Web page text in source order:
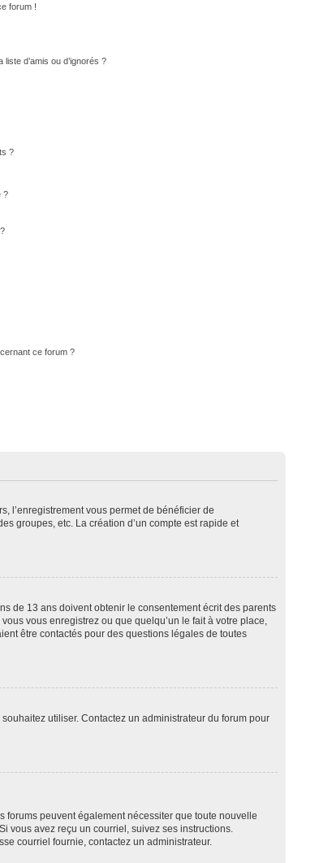
forum !
d’amis ou d’ignorés ?
?
?
ce forum ?
l’enregistrement vous permet de bénéficier de
groupes, etc. La création d’un compte est rapide et
de 13 ans doivent obtenir le consentement écrit des parents
vous enregistrez ou que quelqu’un le fait à votre place,
être contactés pour des questions légales de toutes
utiliser. Contactez un administrateur du forum pour
forums peuvent également nécessiter que toute nouvelle
vous avez reçu un courriel, suivez ses instructions.
courriel fournie, contactez un administrateur.